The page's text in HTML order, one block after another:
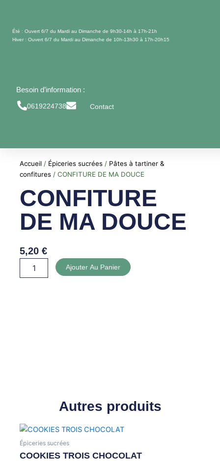
contenuÉté : Ouvert 6/7 du Mardi au Dimanche de 9h30-14h à 17h-21h
Hiver : Ouvert 6/7 du Mardi au Dimanche de 10h-13h30 à 17h-20h15
Besoin d’information :
0619224738 Contact
Accueil / Épiceries sucrées / Pâtes à tartiner &
confitures / CONFITURE DE MA DOUCE
CONFITURE
DE MA DOUCE
5,20€
Ajouter Au Panier
Autres produits
Épiceries sucrées
COOKIES TROIS CHOCOLAT